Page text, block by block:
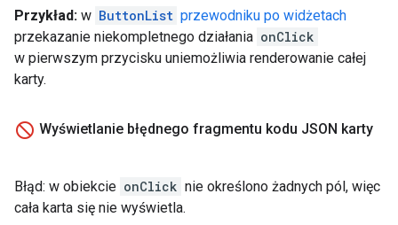
Przykład: w ButtonList przewodniku po widżetach
przekazanie niekompletnego działania onClick
w pierwszym przycisku uniemożliwia renderowanie całej
karty.
Wyświetlanie błędnego fragmentu kodu JSON karty
Błąd: w obiekcie onClick nie określono żadnych pól, więc
cała karta się nie wyświetla.